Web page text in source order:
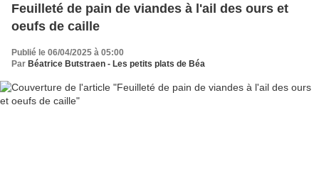
Feuilleté de pain de viandes à l'ail des ours et
oeufs de caille
Publié le 06/04/2025 à 05:00
Par Béatrice Butstraen - Les petits plats de Béa